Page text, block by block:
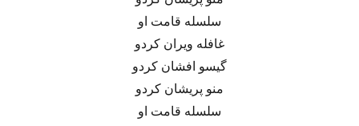
سلسله قامت او
غافله ویران کردو
گیسو افشان کردو
منو پریشان کردو
سلسله قامت او